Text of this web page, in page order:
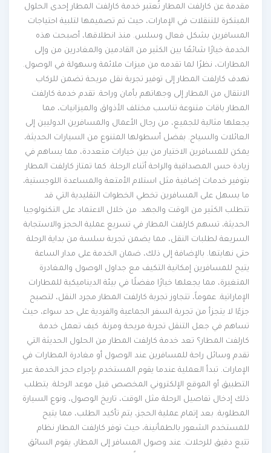
مقدمة عن كارلفت المطار تُعتبر خدمة كارلفت المطار إحدى الحلول
المبتكرة للتنقلات في الإمارات، حيث تم تصميمها لتلبية احتياجات
المسافرين بشكل فعال وسلس. منذ انطلاقها، أصبحت هذه
الخدمة خيارًا شائعًا بين الكثير من القادمين والمغادرين من وإلى
المطارات، نظرًا لما تقدمه من ميزات ملائمة وسهولة في الوصول.
تهدف كارلفت المطار إلى توفير تجربة نقل مريحة تضمن للركاب
الانتقال من المطار إلى وجهاتهم بأمان وراحة. تقدم خدمة كارلفت
المطار باقات متنوعة تناسب مختلف الأذواق والميزانيات، مما
يجعلها مثالية للجميع، من رجال الأعمال والمسافرين الدوليين إلى
العائلات والسياح. بفضل أسطولها المتنوع من السيارات الحديثة،
يمكن للمسافرين الاختيار من بين خيارات متعددة، مما يساهم في
زيادة حس المصداقية والراحة أثناء الرحلة. كما تمتاز كارلفت المطار
بتوفير خدمات إضافية مثل استلام الأمتعة والمساعدة اللوجستية،
ما يسهل على المسافرين تخطي الخطوات التقليدية التي قد
تتطلب الكثير من الوقت والجهد. من خلال الاعتماد على التكنولوجيا
الحديثة، تسهم كارلفت المطار في تسريع عملية الحجز والاستجابة
السريعة لطلبات النقل، مما يضمن تجربة سلسة من بداية الرحلة
حتى نهايتها. بالإضافة إلى ذلك، ضمان الخدمة على مدار الساعة
يتيح للمسافرين إمكانية التكيف مع جداول الوصول والمغادرة
المتغيرة، مما يجعلها خيارًا مفضلًا في بيئة الديناميكية للمطارات
الإماراتية. عموماً، تتجاوز تجربة كارلفت المطار مجرد النقل، لتصبح
جزءًا لا يتجزأ من تجربة السفر الجماعية والفردية على حد سواء، حيث
تساهم في جعل التنقل تجربة مريحة ومرنة. كيف تعمل خدمة
كارلفت المطار؟ تعد خدمة كارلفت المطار من الحلول الحديثة التي
تقدم وسائل راحة للمسافرين عند الوصول أو مغادرة المطارات في
الإمارات. تبدأ العملية عندما يقوم المستخدم بإجراء حجز الخدمة عبر
التطبيق أو الموقع الإلكتروني المخصص قبل موعد الرحلة. يتطلب
ذلك إدخال تفاصيل الرحلة مثل الوقت، تاريخ الوصول، ونوع السيارة
المطلوبة. بعد إتمام عملية الحجز، يتم تأكيد الطلب، مما يتيح
للمستخدم الشعور بالطمأنينة، حيث توفر كارلفت المطار نظام
تتبع دقيق للرحلات. عند وصول المسافر إلى المطار، يقوم السائق